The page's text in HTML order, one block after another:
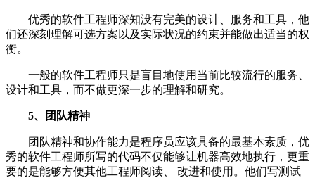
优秀的软件工程师深知没有完美的设计、服务和工具，他
们还深刻理解可选方案以及实际状况的约束并能做出适当的权
衡。
一般的软件工程师只是盲目地使用当前比较流行的服务、
设计和工具，而不做更深一步的理解和研究。
5、团队精神
团队精神和协作能力是程序员应该具备的最基本素质，优
秀的软件工程师所写的代码不仅能够让机器高效地执行，更重
要的是能够方便其他工程师阅读、 改进和使用。他们写测试